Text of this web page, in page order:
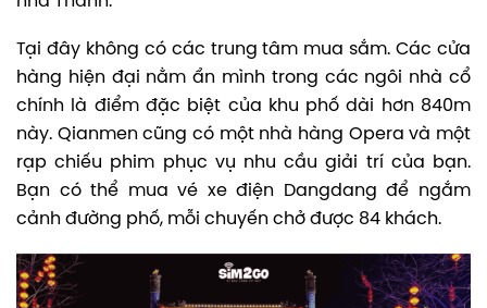
Tại đây không có các trung tâm mua sắm. Các cửa
hàng hiện đại nằm ẩn mình trong các ngôi nhà cổ
chính là điểm đặc biệt của khu phố dài hơn 840m
này. Qianmen cũng có một nhà hàng Opera và một
rạp chiếu phim phục vụ nhu cầu giải trí của bạn.
Bạn có thể mua vé xe điện Dangdang để ngắm
cảnh đường phố, mỗi chuyến chở được 84 khách.